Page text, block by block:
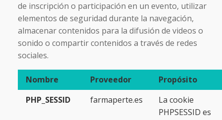
de inscripción o participación en un evento, utilizar
elementos de seguridad durante la navegación,
almacenar contenidos para la difusión de videos o
sonido o compartir contenidos a través de redes
sociales.
Nombre Proveedor
Propósito
PHP_SESSID
farmaperte.es
La cookie
PHPSESSID es